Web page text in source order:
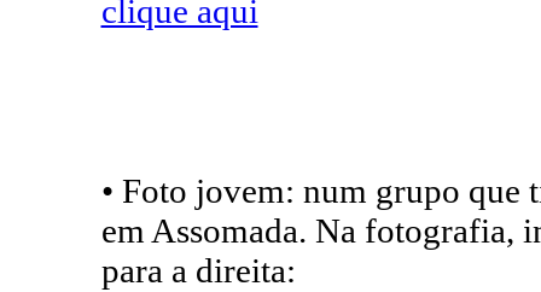
clique aqui
• Foto jovem: num grupo que
em Assomada. Na fotografia,
para a direita: